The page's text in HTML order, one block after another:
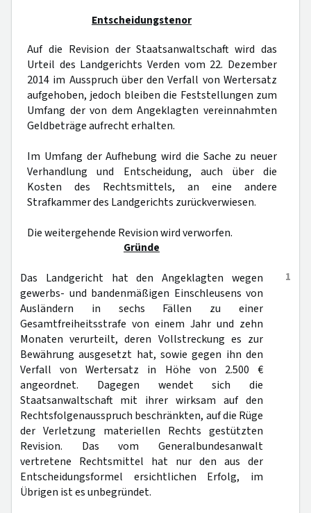
Entscheidungstenor
Auf die Revision der Staatsanwaltschaft wird das
Urteil des Landgerichts Verden vom 22. Dezember
2014 im Ausspruch über den Verfall von Wertersatz
aufgehoben, jedoch bleiben die Feststellungen zum
Umfang der von dem Angeklagten vereinnahmten
Geldbeträge aufrecht erhalten.
Im Umfang der Aufhebung wird die Sache zu neuer
Verhandlung und Entscheidung, auch über die
Kosten des Rechtsmittels, an eine andere
Strafkammer des Landgerichts zurückverwiesen.
Die weitergehende Revision wird verworfen.
Gründe
1
Das Landgericht hat den Angeklagten wegen
gewerbs- und bandenmäßigen Einschleusens von
Ausländern in sechs Fällen zu einer
Gesamtfreiheitsstrafe von einem Jahr und zehn
Monaten verurteilt, deren Vollstreckung es zur
Bewährung ausgesetzt hat, sowie gegen ihn den
Verfall von Wertersatz in Höhe von 2.500 €
angeordnet. Dagegen wendet sich die
Staatsanwaltschaft mit ihrer wirksam auf den
Rechtsfolgenausspruch beschränkten, auf die Rüge
der Verletzung materiellen Rechts gestützten
Revision. Das vom Generalbundesanwalt
vertretene Rechtsmittel hat nur den aus der
Entscheidungsformel ersichtlichen Erfolg, im
Übrigen ist es unbegründet.